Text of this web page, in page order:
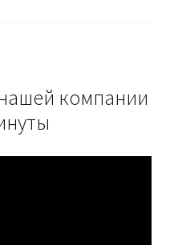
компании